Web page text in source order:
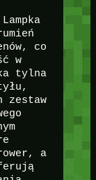
co
w
tylna
zestaw
a